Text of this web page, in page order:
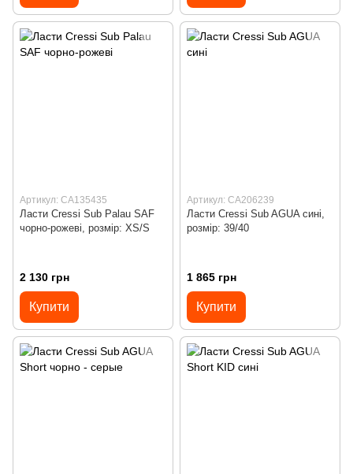
Артикул: CA135435
Ласти Cressi Sub Palau SAF
чорно-рожеві, розмір: XS/S
2 130 грн
Купити
Артикул: CA206239
Ласти Cressi Sub AGUA сині,
розмір: 39/40
1 865 грн
Купити